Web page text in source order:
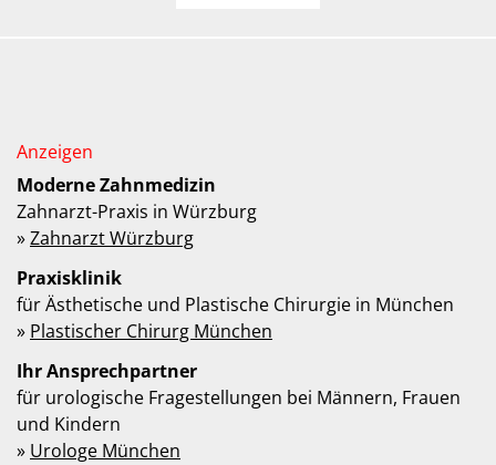
Moderne Zahnmedizin
Zahnarzt-Praxis in Würzburg
»Zahnarzt Würzburg
Praxisklinik
für Ästhetische und Plastische Chirurgie in München
» Plastischer Chirurg München
Ihr Ansprechpartner
für urologische Fragestellungen bei Männern, Frauen
und Kindern
» Urologe München